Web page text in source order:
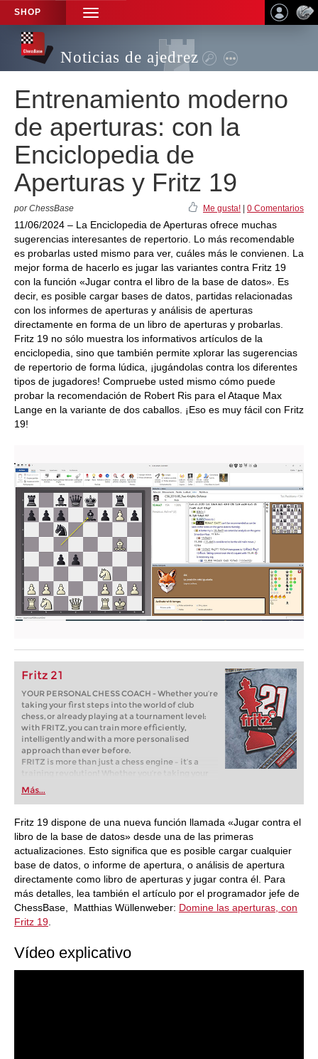
SHOP
TOGGLE
NAVIGATION
Noticias de ajedrez
Entrenamiento moderno
de aperturas: con la
Enciclopedia de
Aperturas y Fritz 19
por ChessBase Me gusta! 0 Comentarios
11/06/2024 – La Enciclopedia de Aperturas ofrece muchas
sugerencias interesantes de repertorio. Lo más recomendable
es probarlas usted mismo para ver, cuáles más le convienen. La
mejor forma de hacerlo es jugar las variantes contra Fritz 19
con la función «Jugar contra el libro de la base de datos». Es
decir, es posible cargar bases de datos, partidas relacionadas
con los informes de aperturas y análisis de aperturas
directamente en forma de un libro de aperturas y probarlas.
Fritz 19 no sólo muestra los informativos artículos de la
enciclopedia, sino que también permite xplorar las sugerencias
de repertorio de forma lúdica, ¡jugándolas contra los diferentes
tipos de jugadores! Compruebe usted mismo cómo puede
probar la recomendación de Robert Ris para el Ataque Max
Lange en la variante de dos caballos. ¡Eso es muy fácil con Fritz
19!
Fritz 21
YOUR PERSONAL CHESS COACH - Whether you’re
taking your first steps into the world of club
chess, or already playing at a tournament level:
with FRITZ, you can train more efficiently,
intelligently and with a more personalised
approach than ever before.
FRITZ is more than just a chess engine – it’s a
training revolution! Whether you’re taking your
first steps into the world of club chess, or already
playing at a tournament level: with FRITZ, you can
train more efficiently, intelligently and with a
more personalised approach than ever before.
Más...
Fritz 19 dispone de una nueva función llamada «Jugar contra el
libro de la base de datos» desde una de las primeras
actualizaciones. Esto significa que es posible cargar cualquier
base de datos, o informe de apertura, o análisis de apertura
directamente como libro de aperturas y jugar contra él. Para
más detalles, lea también el artículo por el programador jefe de
ChessBase, Matthias Wüllenweber: Domine las aperturas, con
Fritz 19
Vídeo explicativo